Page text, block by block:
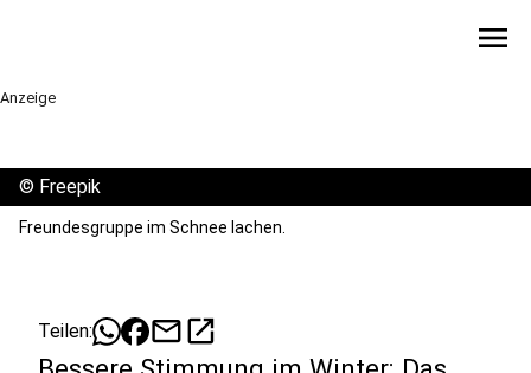
menu
Anzeige
© Freepik
Freundesgruppe im Schnee lachen.
Teilen: mailopen_in_new